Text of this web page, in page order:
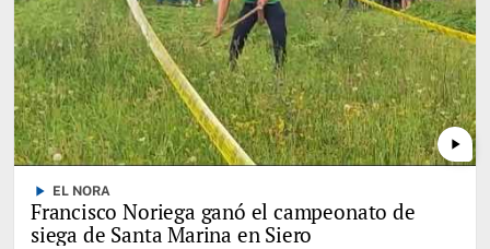
play_arrow
play_arrow EL NORA
Francisco Noriega ganó el campeonato de
siega de Santa Marina en Siero